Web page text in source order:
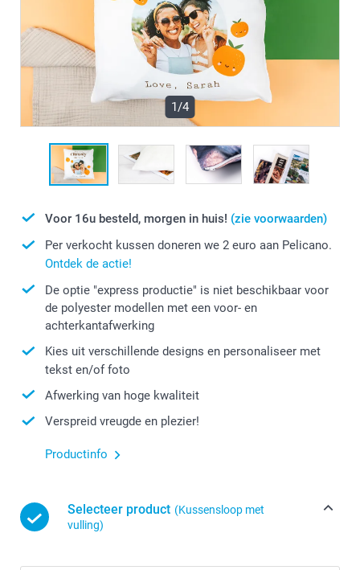
1/4
Voor 16u besteld, morgen in huis! (zie voorwaarden)
Per verkocht kussen doneren we 2 euro aan Pelicano.
Ontdek de actie!
De optie "express productie" is niet beschikbaar voor
de polyester modellen met een voor- en
achterkantafwerking
Kies uit verschillende designs en personaliseer met
tekst en/of foto
Afwerking van hoge kwaliteit
Verspreid vreugde en plezier!
Productinfo
Selecteer product (Kussensloop met
vulling)